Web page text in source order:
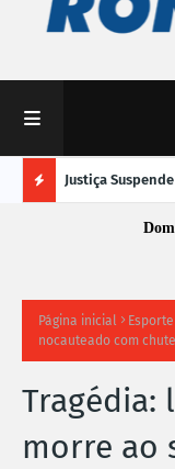
A
S
Justiça
Desempenho
Página inicial Esporte
nocauteado com chute
Tragédia:
morre ao